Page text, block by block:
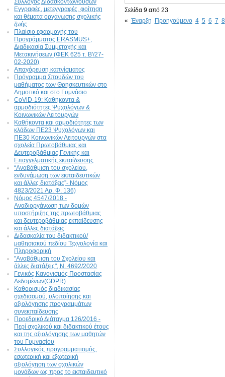
Σύλλογος Διδασκόντων/ουσών
Εγγραφές, μετεγγραφές, φοίτηση
και θέματα οργάνωσης σχολικής
ζωής
Πλαίσιο εφαρμογής του
Προγράμματος ERASMUS+,
Διαδικασία Συμμετοχής και
Μετακινήσεων (ΦΕΚ 625 τ. Β'/27-
02-2020)
Απαγόρευση καπνίσματος
Πρόγραμμα Σπουδών του
μαθήματος των Θρησκευτικών στο
Δημοτικό και στο Γυμνάσιο
CoViD-19: Kαθήκοντα &
αρμοδιότητες Ψυχολόγων &
Κοινωνικών Λειτουργών
Καθήκοντα και αρμοδιότητες των
κλάδων ΠΕ23 Ψυχολόγων και
ΠΕ30 Κοινωνικών Λειτουργών στα
σχολεία Πρωτοβάθμιας και
Δευτεροβάθμιας Γενικής και
Επαγγελματικής εκπαίδευσης
“Αναβάθμιση του σχολείου,
ενδυνάμωση των εκπαιδευτικών
και άλλες διατάξεις”- Νόμος
4823/2021 Αρ. Φ. 136)
Νόμος 4547/2018 -
Αναδιοργάνωση των δομών
υποστήριξης της πρωτοβάθμιας
και δευτεροβάθμιας εκπαίδευσης
και άλλες διατάξεις
Διδασκαλία του διδακτικού/
μαθησιακού πεδίου Τεχνολογία και
Πληροφορική
"Αναβάθμιση του Σχολείου και
άλλες διατάξεις", N. 4692/2020
Γενικός Κανονισμός Προστασίας
Δεδομένων(GDPR)
Καθορισμός διαδικασίας
σχεδιασμού, υλοποίησης και
αξιολόγησης προγραμμάτων
συνεκπαίδευσης
Προεδρικό Διάταγμα 126/2016 -
Περί σχολικού και διδακτικού έτους
και της αξιολόγησης των μαθητών
του Γυμνασίου
Συλλογικός προγραμματισμός,
εσωτερική και εξωτερική
αξιολόγηση των σχολικών
μονάδων ως προς το εκπαιδευτικό
Σελίδα 9 από 23
« Έναρξη Προηγούμενο 4 5 6 7 8